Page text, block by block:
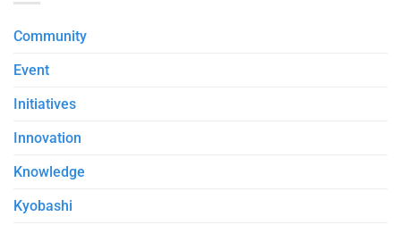
Community
Event
Initiatives
Innovation
Knowledge
Kyobashi